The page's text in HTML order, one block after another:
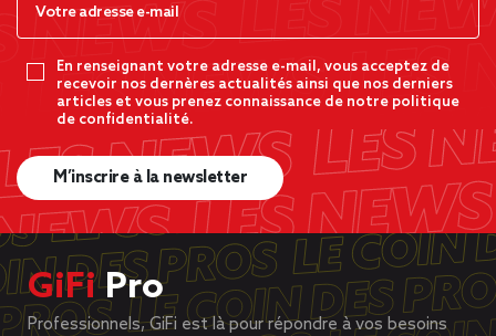
En renseignant votre adresse e-mail, vous acceptez de
recevoir nos dernères actualités ainsi que nos derniers
articles et vous prenez connaissance de notre politique
de confidentialité.
M’inscrire à la newsletter
GiFiPro
Professionnels, GiFi est là pour répondre à vos besoins